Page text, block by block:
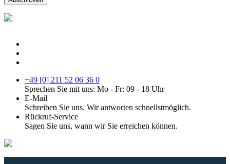
+49 [0] 211 52 06 36 0
Sprechen Sie mit uns: Mo - Fr: 09 - 18 Uhr
E-Mail
Schreiben Sie uns. Wir antworten schnellstmöglich.
Rückruf-Service
Sagen Sie uns, wann wir Sie erreichen können.